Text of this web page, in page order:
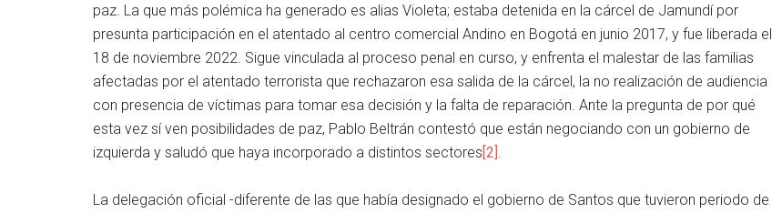
paz. La que más polémica ha generado es alias Violeta; estaba detenida en la cárcel de Jamundí por
presunta participación en el atentado al centro comercial Andino en Bogotá en junio 2017, y fue liberada el
18 de noviembre 2022. Sigue vinculada al proceso penal en curso, y enfrenta el malestar de las familias
afectadas por el atentado terrorista que rechazaron esa salida de la cárcel, la no realización de audiencia
con presencia de víctimas para tomar esa decisión y la falta de reparación. Ante la pregunta de por qué
esta vez sí ven posibilidades de paz, Pablo Beltrán contestó que están negociando con un gobierno de
izquierda y saludó que haya incorporado a distintos sectores[2]
La delegación oficial -diferente de las que había designado el gobierno de Santos que tuvieron periodo de